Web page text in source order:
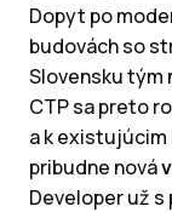
Dopyt po
budovách so
Slovensku tým
CTP sa preto
a k existujúcim
pribudne nová
Developer už s